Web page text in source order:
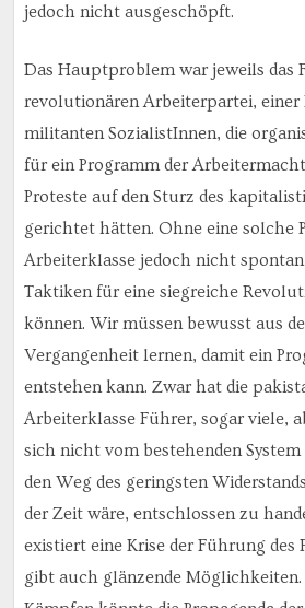
jedoch nicht ausgeschöpft.
Das Hauptproblem war jeweils das
revolutionären Arbeiterpartei, einer
militanten SozialistInnen, die
für ein Programm der
Proteste auf den Sturz des
gerichtet hätten. Ohne eine solche
Arbeiterklasse jedoch nicht
Taktiken für eine siegreiche
können. Wir müssen bewusst aus
Vergangenheit lernen, damit ein
entstehen kann. Zwar hat die
Arbeiterklasse Führer, sogar viele,
sich nicht vom bestehenden
den Weg des geringsten
der Zeit wäre, entschlossen zu
existiert eine Krise der Führung des
gibt auch glänzende